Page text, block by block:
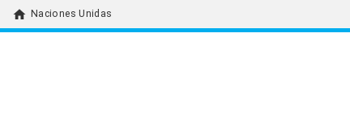
home Naciones Unidas